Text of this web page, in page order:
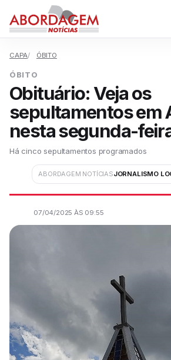
CAPA ÓBITO
ÓBITO
Obituário: Veja os
sepultamentos em
nesta segunda-
Há cinco sepultamentos programados
ABORDAGEM NOTÍCIASJORNALISMO
07/04/2025 ÀS 09:55